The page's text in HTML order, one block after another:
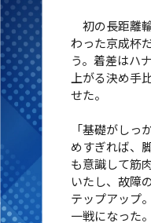
初の長距離
わった京成杯
う。着差はハ
上がる決め手
せた。
「基礎がしっ
めすぎれば、
も意識して筋
いたし、故障
テップアップ
一戦になった